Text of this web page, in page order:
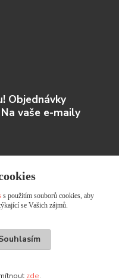
Objednávky
vaše e-maily
USICKY.cz
s použitím souborů cookies, aby
se Vašich zájmů.
zde.